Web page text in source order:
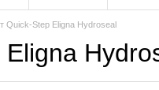
Quick-Step Eligna Hydroseal